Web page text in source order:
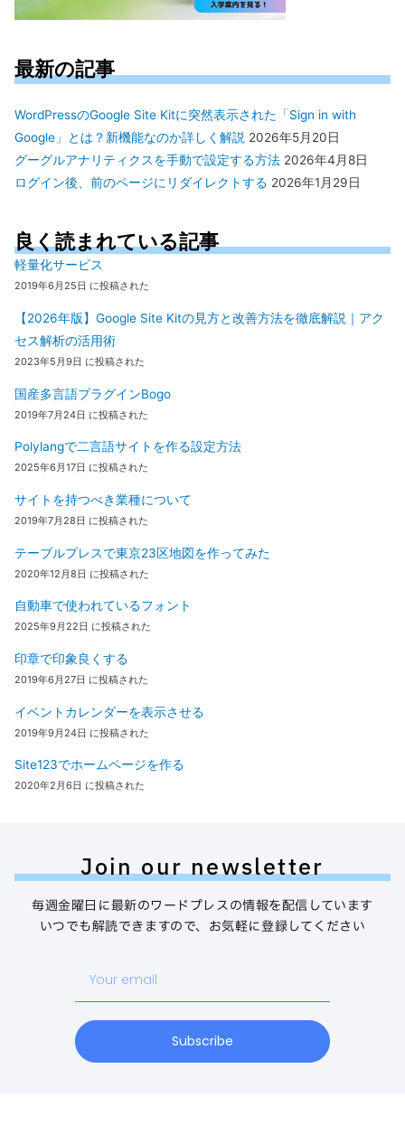
最新の記事
WordPressのGoogle Site Kitに突然表示された「Sign in with
Google」とは？新機能なのか詳しく解説 2026年5月20日
グーグルアナリティクスを手動で設定する方法 2026年4月8日
ログイン後、前のページにリダイレクトする 2026年1月29日
良く読まれている記事
軽量化サービス
2019年6月25日 に投稿された
【2026年版】Google Site Kitの見方と改善方法を徹底解説｜アク
セス解析の活用術
2023年5月9日 に投稿された
国産多言語プラグインBogo
2019年7月24日 に投稿された
Polylangで二言語サイトを作る設定方法
2025年6月17日 に投稿された
サイトを持つべき業種について
2019年7月28日 に投稿された
テーブルプレスで東京23区地図を作ってみた
2020年12月8日 に投稿された
自動車で使われているフォント
2025年9月22日 に投稿された
印章で印象良くする
2019年6月27日 に投稿された
イベントカレンダーを表示させる
2019年9月24日 に投稿された
Site123でホームページを作る
2020年2月6日 に投稿された
Join our newsletter
毎週金曜日に最新のワードプレスの情報を配信しています
いつでも解読できますので、お気軽に登録してください
email
Subscribe